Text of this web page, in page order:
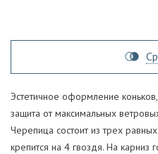
Эстетичное оформление
защита от максимальных
Черепица состоит из трех
крепится на 4 гвоздя. На карниз